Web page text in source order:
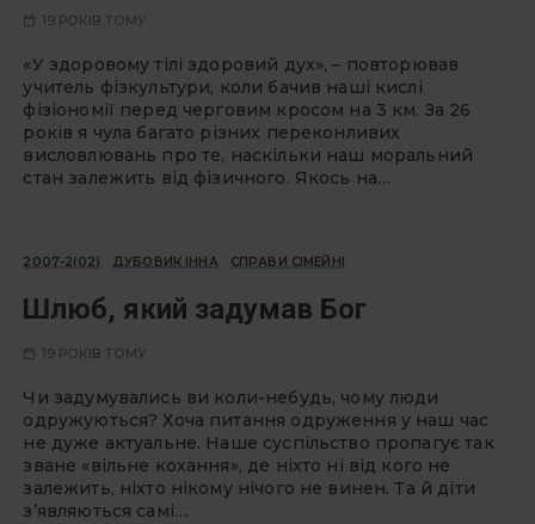
19 РОКІВ ТОМУ
«У здоровому тілі здоровий дух», – повторював
учитель фізкультури, коли бачив наші кислі
фізіономії перед черговим кросом на 3 км. За 26
років я чула багато різних переконливих
висловлювань про те, наскільки наш моральний
стан залежить від фізичного. Якось на…
2007-2(02) ДУБОВИК ІННА СПРАВИ СІМЕЙНІ
Шлюб, який задумав Бог
19 РОКІВ ТОМУ
Чи задумувались ви коли-небудь, чому люди
одружуються? Хоча питання одруження у наш час
не дуже актуальне. Наше суспільство пропагує так
зване «вільне кохання», де ніхто ні від кого не
залежить, ніхто нікому нічого не винен. Та й діти
з’являються самі…